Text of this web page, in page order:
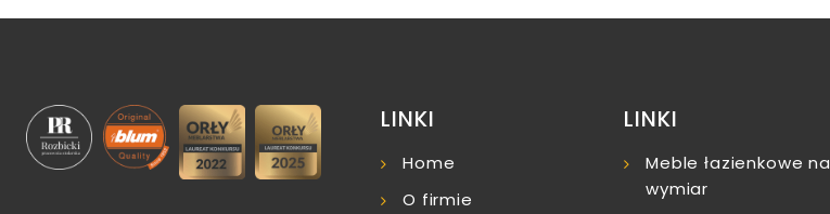
LINKI
Home
O firmie
LINKI
Meble łazienkowe na
wymiar